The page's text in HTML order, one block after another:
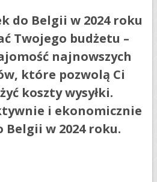
do Belgii w 2024 roku
Twojego budżetu –
najnowszych
które pozwolą Ci
koszty wysyłki.
i ekonomicznie
Belgii w 2024 roku.